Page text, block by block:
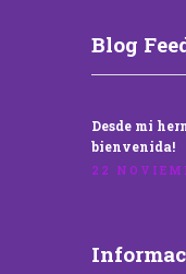
Blog
Desde mi
bienvenida!
22